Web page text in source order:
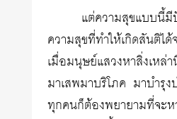
แต่ความสุขแบบ
ความสุขที่ทำให้เกิดสันติไ
เมื่อมนุษย์แสวงหาสิ่งเห
มาเสพมาบริโภค มาบำรุ
ทุกคนก็ต้องพยายามที่จ